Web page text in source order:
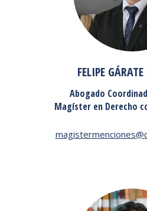
FELIPE
Abogado
Magíster en Derecho